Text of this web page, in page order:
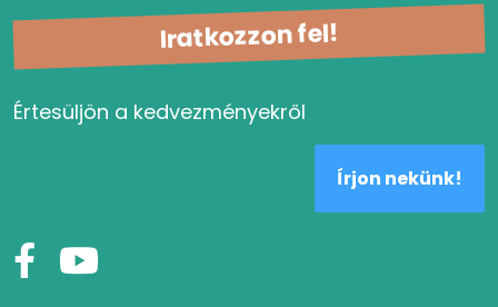
Iratkozzon fel!
Értesüljön a kedvezményekről
Írjon nekünk!